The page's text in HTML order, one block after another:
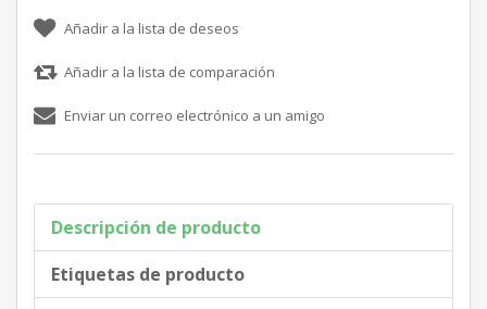
Descripción de producto
Etiquetas de producto